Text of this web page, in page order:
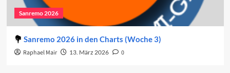
Sanremo 2026
Sanremo 2026 in den Charts (Woche 3)
Raphael Mair 13. März 2026 0